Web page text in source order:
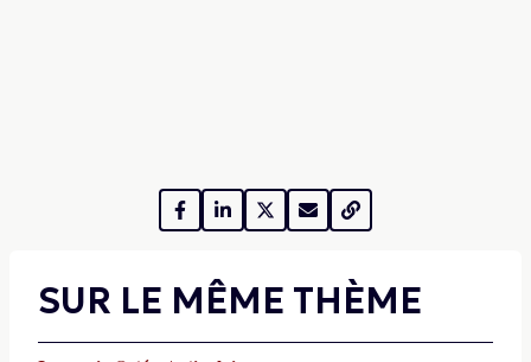
SUR LE MÊME THÈME